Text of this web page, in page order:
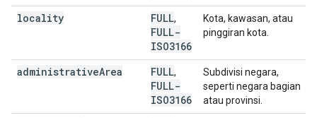
locality FULL,
FULL-
ISO3166
Kota, kawasan, atau
pinggiran kota.
administrativeArea FULL,
FULL-
ISO3166
Subdivisi negara,
seperti negara bagian
atau provinsi.